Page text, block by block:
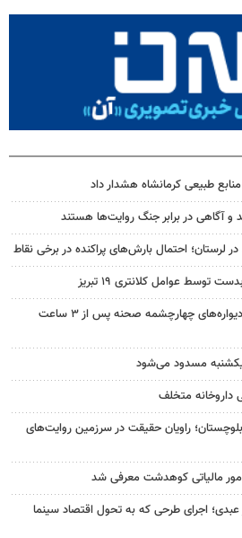
طبیعی کرمانشاه هشدار داد
و آگاهی در برابر جنگ روایت‌ها هستند
لرستان؛ احتمال بارش‌های پراکنده در برخی نقاط
عوامل کلانتری ۱۹ تبریز
نجات ۴ نفر گرفتار در دیواره‌های چهارچشمه صحنه پس از ۳ ساعت
یکشنبه مسدود می‌شود
راویان حقیقت در سرزمین روایت‌های
مالیاتی کوهدشت معرفی شد
عبدی؛ اجرای طرحی که به تحول اقتصاد سینما